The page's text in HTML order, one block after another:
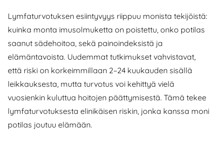
Lymfaturvotuksen esiintyvyys riippuu monista tekijöistä:
kuinka monta imusolmuketta on poistettu, onko potilas
saanut sädehoitoa, sekä painoindeksistä ja
elämäntavoista. Uudemmat tutkimukset vahvistavat,
että riski on korkeimmillaan 2–24 kuukauden sisällä
leikkauksesta, mutta turvotus voi kehittyä vielä
vuosienkin kuluttua hoitojen päättymisestä. Tämä tekee
lymfaturvotuksesta elinikäisen riskin, jonka kanssa moni
potilas joutuu elämään.